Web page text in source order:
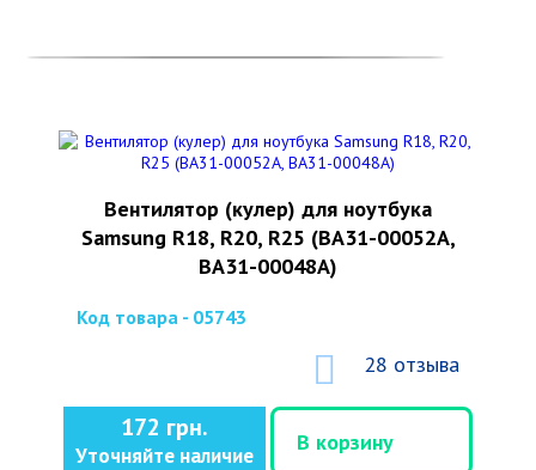
Вентилятор (кулер) для ноутбука
Samsung R18, R20, R25 (BA31-00052A,
BA31-00048A)
Код товара - 05743
28 отзыва
172 грн.
Уточняйте наличие
В корзину